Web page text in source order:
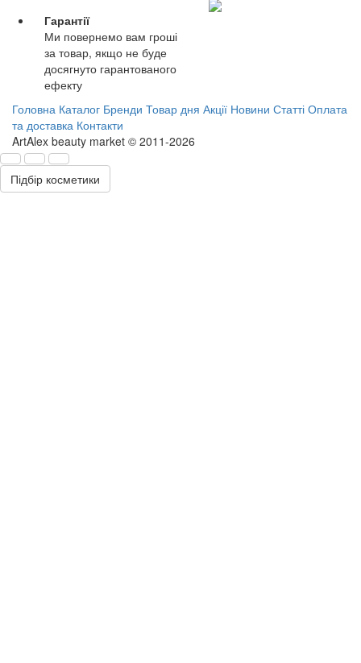
Гарантії
Ми повернемо вам гроші
за товар, якщо не буде
досягнуто гарантованого
ефекту
Головна Каталог Бренди Товар дня Акції Новини Статті Оплата
та доставка Контакти
ArtAlex beauty market © 2011-2026
Підбір косметики